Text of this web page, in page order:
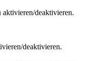
deaktivieren.
deaktivieren.